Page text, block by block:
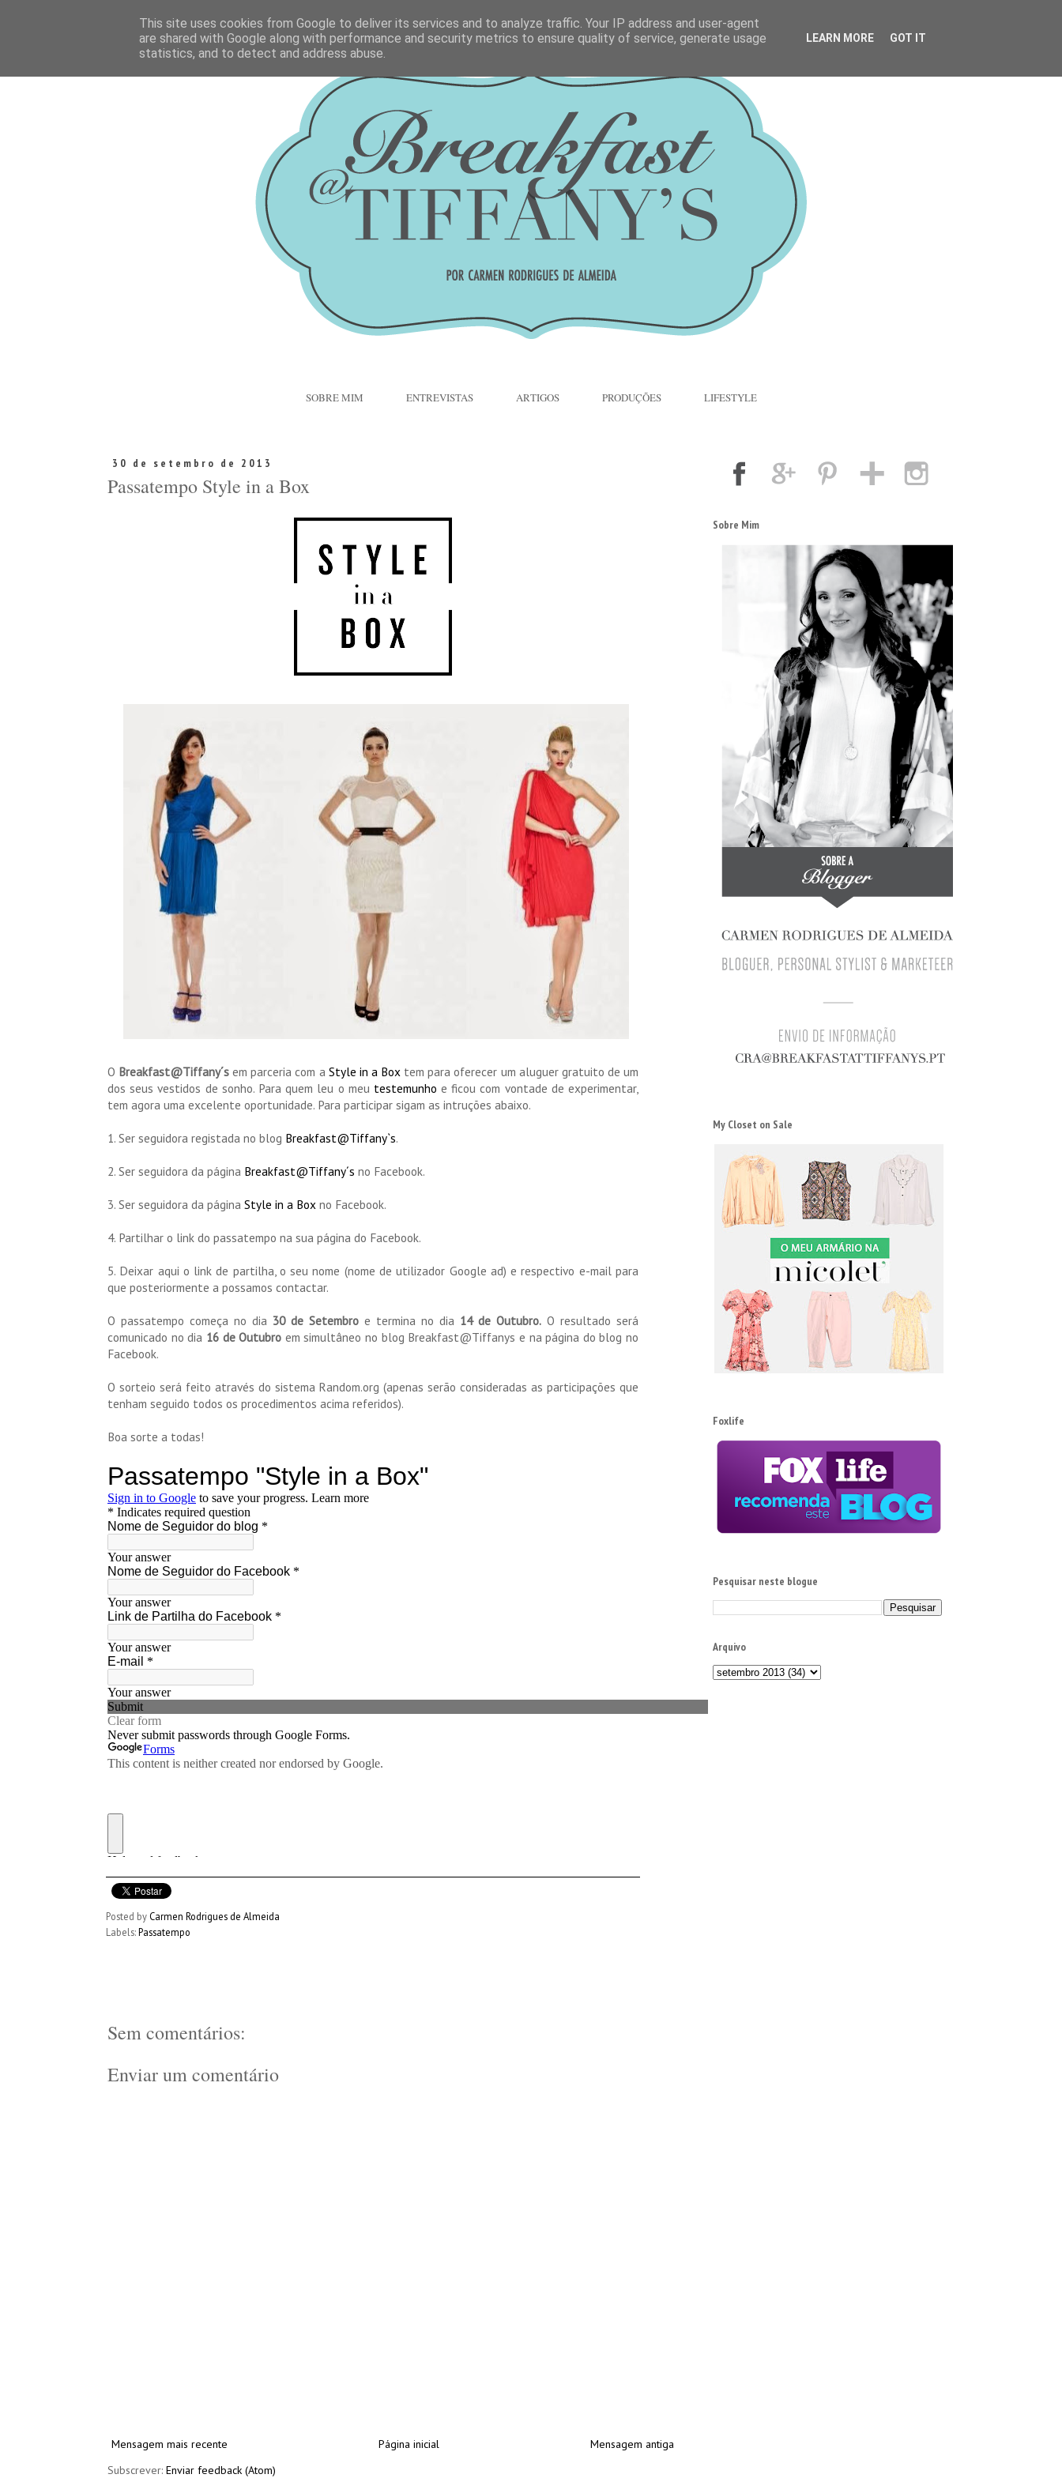
SOBRE MIM ENTREVISTAS ARTIGOS PRODUÇÕES LIFESTYLE
30 de setembro de 2013
Passatempo Style in a Box
O Breakfast@Tiffany´sem parceria com a Style in a Box tem para oferecer um aluguer gratuito de um
dos seus vestidos de sonho. Para quem leu o meu testemunhoe ficou com vontade de experimentar,
tem agora uma excelente oportunidade. Para participar sigam as intruções abaixo.
1. Ser seguidora registada no blog Breakfast@Tiffany`s.
2. Ser seguidora da página Breakfast@Tiffany´s no Facebook.
3. Ser seguidora da página Style in a Box no Facebook.
4. Partilhar o link do passatempo na sua página do Facebook.
5. Deixar aqui o link de partilha, o seu nome (nome de utilizador Google ad) e respectivo e-mail para
que posteriormente a possamos contactar.
O passatempo começa no dia 30 de Setembro e termina no dia 14 de Outubro. O resultado será
comunicado no dia 16 de Outubro em simultâneo no blog Breakfast@Tiffanys e na página do blog no
Facebook.
O sorteio será feito através do sistema Random.org (apenas serão consideradas as participações que
tenham seguido todos os procedimentos acima referidos).
Boa sorte a todas!
Posted by Carmen Rodrigues de Almeida
Labels:Passatempo
Sem comentários:
Enviar um comentário
Mensagem mais recente Mensagem antiga
Página inicial
Subscrever: Enviar feedback (Atom)
Sobre Mim
My Closet on Sale
Foxlife
Pesquisar neste blogue
Arquivo
This site uses cookies from Google to deliver its services and to analyze traffic. Your IP address and user-agent
are shared with Google along with performance and security metrics to ensure quality of service, generate usage
statistics, and to detect and address abuse.
LEARN MORE GOT IT